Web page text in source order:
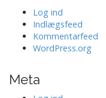
Log ind
Indlægsfeed
Kommentarfeed
WordPress.org
Meta